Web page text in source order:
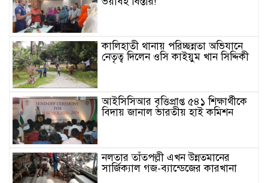
কালিহাতী থানায় পরিচ্ছন্নতা অভিযানে
নেতৃত্ব দিলেন ওসি কাইয়ুম খান সিদ্দিকী
আইসিসিআর বৃত্তিপ্রাপ্ত ৫৪১ শিক্ষার্থীকে
বিদায় জানাল ভারতীয় হাই কমিশন
নলতার তাঁতপল্লী এখন উন্নতমানের
সার্জিক্যাল গজ-ব্যান্ডেজের কারখানা